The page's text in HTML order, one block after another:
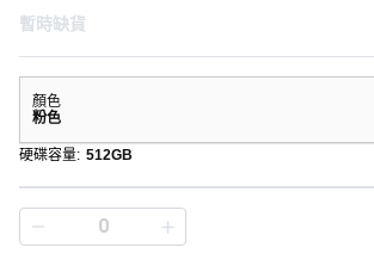
暫時缺貨
顏色
粉色
硬碟容量: 512GB